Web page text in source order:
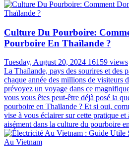
Culture Du Pourboire:
Pourboire En Thaïlande ?
Tuesday, August 20, 2024 16159 views
La Thaïlande, pays des sourires et des
chaque année des millions de visiteurs
prévoyez un voyage dans ce
vous vous êtes peut-être déjà posé la
pourboire en Thaïlande ? Et si oui,
vise à vous éclairer sur cette pratique
aisément dans la culture du pourboire